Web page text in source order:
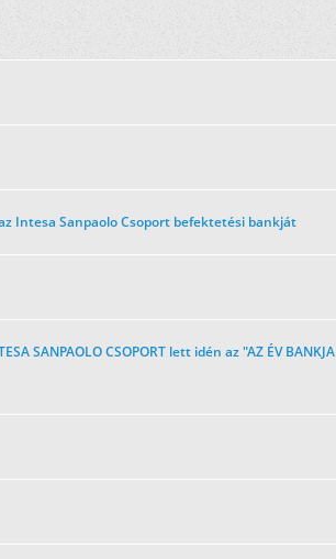
Intesa Sanpaolo Csoport befektetési bankját
SANPAOLO CSOPORT lett idén az "AZ ÉV BANKJA